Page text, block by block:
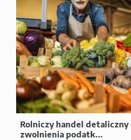
Rolniczy handel detaliczny
zwolnienia podatk...